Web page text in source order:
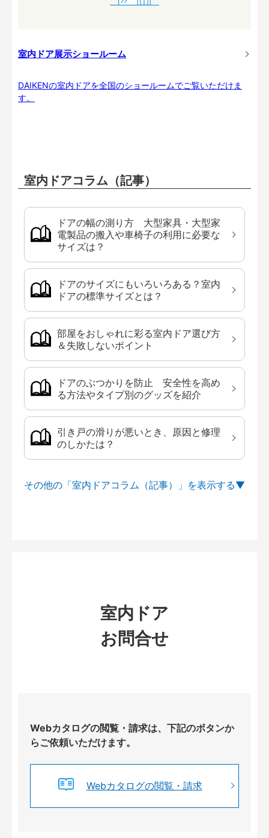
室内ドア展示ショールーム
DAIKENの室内ドアを全国のショールームでご覧いただけま
す。
室内ドアコラム（記事）
ドアの幅の測り方 大型家具・大型家
電製品の搬入や車椅子の利用に必要な
サイズは？
ドアのサイズにもいろいろある？室内
ドアの標準サイズとは？
部屋をおしゃれに彩る室内ドア選び方
＆失敗しないポイント
ドアのぶつかりを防止 安全性を高め
る方法やタイプ別のグッズを紹介
引き戸の滑りが悪いとき、原因と修理
のしかたは？
その他の「室内ドアコラム（記事）」を
室内ドア
お問合せ
Webカタログの閲覧・請求は、下記のボタンか
らご依頼いただけます。
Webカタログの閲覧・請求